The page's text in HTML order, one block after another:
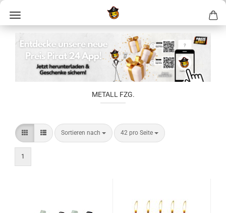
METALL FZG.
Sortieren nach 42 pro Seite
1